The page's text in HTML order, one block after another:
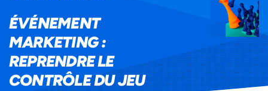
ÉVÉNEMENT
MARKETING :
REPRENDRE LE
CONTRÔLE DU JEU